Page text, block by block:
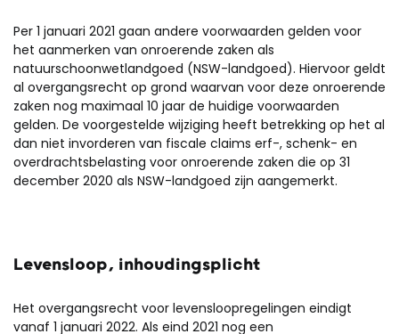
Per 1 januari 2021 gaan andere voorwaarden gelden voor
het aanmerken van onroerende zaken als
natuurschoonwetlandgoed (NSW-landgoed). Hiervoor geldt
al overgangsrecht op grond waarvan voor deze onroerende
zaken nog maximaal 10 jaar de huidige voorwaarden
gelden. De voorgestelde wijziging heeft betrekking op het al
dan niet invorderen van fiscale claims erf-, schenk- en
overdrachtsbelasting voor onroerende zaken die op 31
december 2020 als NSW-landgoed zijn aangemerkt.
Levensloop, inhoudingsplicht
Het overgangsrecht voor levensloopregelingen eindigt
vanaf 1 januari 2022. Als eind 2021 nog een